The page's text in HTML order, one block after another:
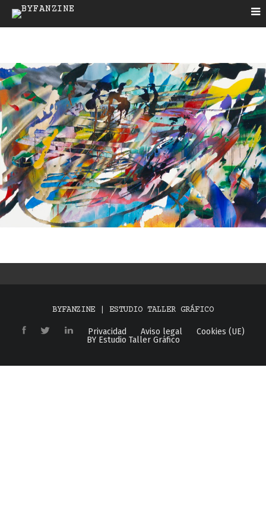
BYFANZINE | ESTUDIO TALLER GRÁFICO
Privacidad Aviso legal
Cookies (UE)
BY Estudio Taller Gráfico